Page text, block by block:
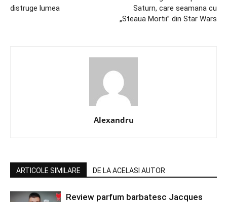
distruge lumea
Saturn, care seamana cu
„Steaua Mortii” din Star Wars
Alexandru
ARTICOLE SIMILARE DE LA ACELASI AUTOR
Review parfum barbatesc Jacques